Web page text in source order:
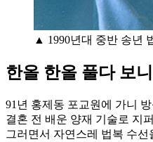
▲ 1990년대 중반 송년
한올 한올 풀다 보
91년 홍제동 포교원에 가니
결혼 전 배운 양재 기술로 지
그러면서 자연스레 법복 수선